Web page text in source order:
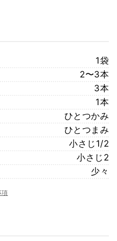
1袋
2〜3本
3本
1本
ひとつかみ
ひとつまみ
小さじ1/2
小さじ2
少々
項